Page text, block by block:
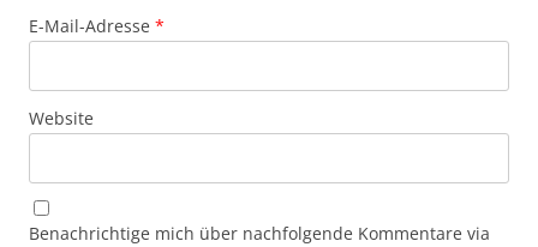
E-Mail-Adresse *
Website
Benachrichtige mich über nachfolgende Kommentare via